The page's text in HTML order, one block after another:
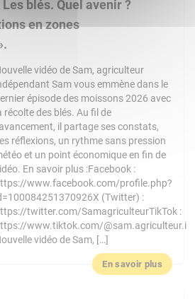
blés. Quel avenir ?
en zones
vidéo de Sam, agriculteur
Sam vous emmène dans le
épisode des moissons 2026 avec
récolte des blés. Au fil de
il partage ses constats,
réflexions, un rythme sans pression
et un point économique en fin de
En savoir plus :Facebook :
www.facebook.com/profile.php?
(Twitter) :
twitter.com/SamagriculteurTikTok :
www.tiktok.com/@sam.agriculteur.i
vidéo de Sam, […]
En savoir plus